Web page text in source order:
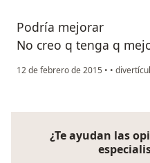
Podría mejorar
No creo q tenga q
12 de febrero de 2015 • •
¿Te ayudan las